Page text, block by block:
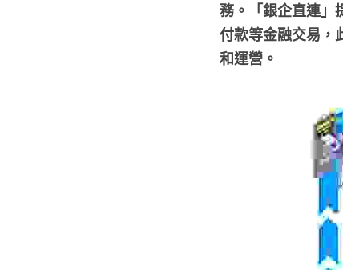
務。
「銀企直連
付款等金融交易，
和運營。